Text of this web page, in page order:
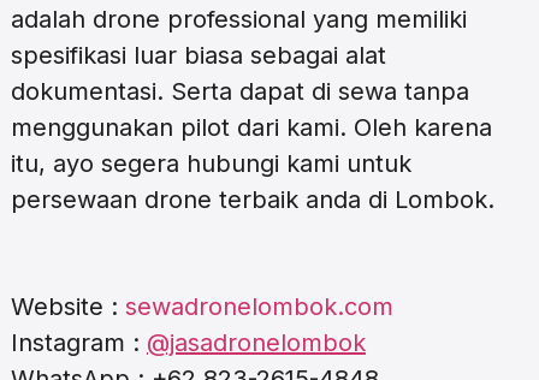
adalah drone professional yang memiliki
spesifikasi luar biasa sebagai alat
dokumentasi. Serta dapat di sewa tanpa
menggunakan pilot dari kami. Oleh karena
itu, ayo segera hubungi kami untuk
persewaan drone terbaik anda di Lombok.
Website : sewadronelombok.com
Instagram : @jasadronelombok